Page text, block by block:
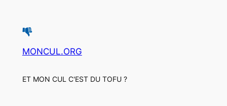
MONCUL.ORG
ET MON CUL C'EST DU TOFU ?